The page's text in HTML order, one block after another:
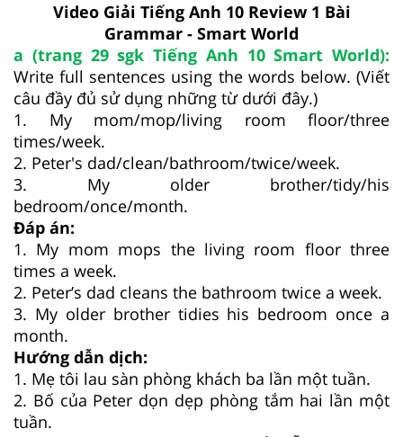
Video Giải Tiếng Anh 10 Review 1 Bài
Grammar - Smart World
a (trang 29 sgk Tiếng Anh 10 Smart World):
Write full sentences using the words below. (Viết
câu đầy đủ sử dụng những từ dưới đây.)
1. My mom/mop/living room floor/three
times/week.
2. Peter's dad/clean/bathroom/twice/week.
3. My older brother/tidy/his
bedroom/once/month.
Đáp án:
1. My mom mops the living room floor three
times a week.
2. Peter’s dad cleans the bathroom twice a week.
3. My older brother tidies his bedroom once a
month.
Hướng dẫn dịch:
1. Mẹ tôi lau sàn phòng khách ba lần một tuần.
2. Bố của Peter dọn dẹp phòng tắm hai lần một
tuần.